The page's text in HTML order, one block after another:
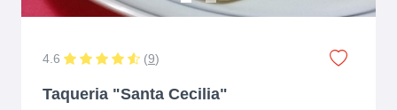
4.6 (9)
Taqueria "Santa Cecilia"